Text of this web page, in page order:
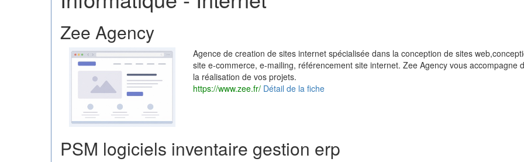
Zee Agency
Agence de creation de sites internet spécialisée dans la conception de sites
site e-commerce, e-mailing, référencement site internet. Zee Agency vous accompagne
la réalisation de vos projets.
https://www.zee.fr/ Détail de la fiche
PSM logiciels inventaire gestion erp